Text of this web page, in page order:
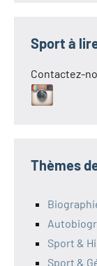
Sport à
Contactez-
Thèmes
Sport &
Sport &